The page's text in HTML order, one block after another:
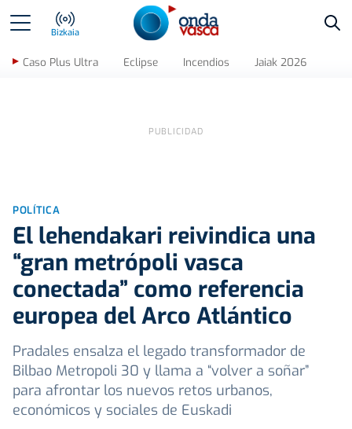
Bizkaia
Caso Plus Ultra Eclipse Incendios Jaiak 2026
POLÍTICA
El lehendakari reivindica una
“gran metrópoli vasca
conectada” como referencia
europea del Arco Atlántico
Pradales ensalza el legado transformador de
Bilbao Metropoli 30 y llama a “volver a soñar”
para afrontar los nuevos retos urbanos,
económicos y sociales de Euskadi